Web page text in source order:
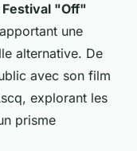
Festival "Off"
une
alternative. De
avec son film
explorant les
prisme